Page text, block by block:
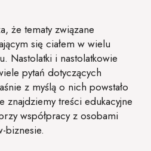
że tematy związane
się ciałem w wielu
Nastolatki i nastolatkowie
pytań dotyczących
z myślą o nich powstało
znajdziemy treści edukacyjne
współpracy z osobami
biznesie.